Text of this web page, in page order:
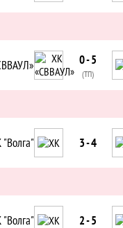
0 - 5
(ТП)
3 - 4
2 - 5